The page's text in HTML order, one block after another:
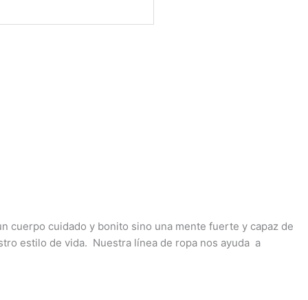
cuerpo cuidado y bonito sino una mente fuerte y capaz de
estilo de vida. Nuestra línea de ropa nos ayuda a